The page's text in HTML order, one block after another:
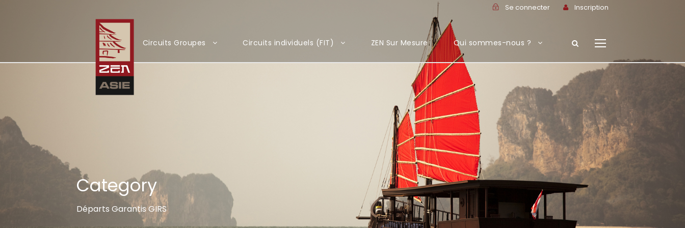
Se connecter Inscription
Circuits Groupes Circuits individuels (FIT) ZEN Sur Mesure Qui sommes-nous ?
Category
Départs Garantis GIRS